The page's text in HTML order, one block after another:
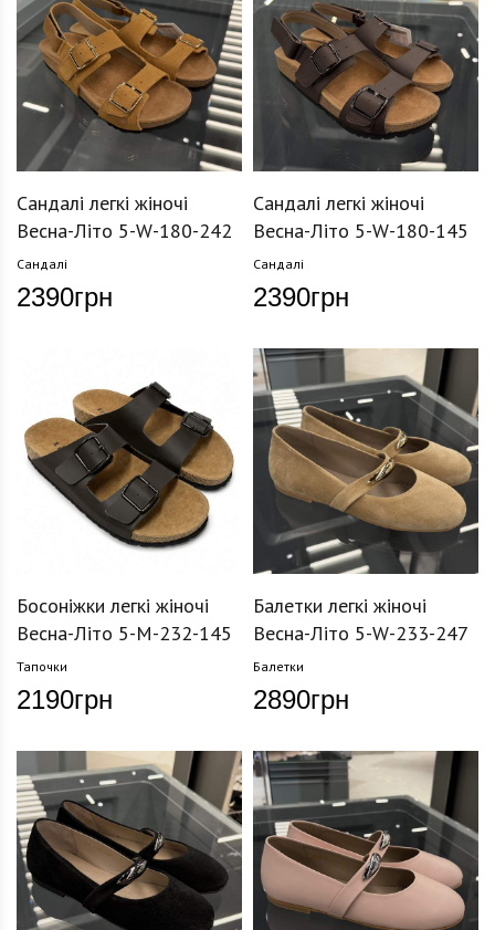
Сандалі легкі жіночі
Весна-Літо 5-W-180-242
Сандалі
2390грн
Сандалі легкі жіночі
Весна-Літо 5-W-180-145
Сандалі
2390грн
Босоніжки легкі жіночі
Весна-Літо 5-M-232-145
Тапочки
2190грн
Балетки легкі жіночі
Весна-Літо 5-W-233-247
Балетки
2890грн